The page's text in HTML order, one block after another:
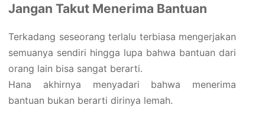
Jangan Takut Menerima Bantuan
Terkadang seseorang terlalu terbiasa mengerjakan
semuanya sendiri hingga lupa bahwa bantuan dari
orang lain bisa sangat berarti.
Hana akhirnya menyadari bahwa menerima
bantuan bukan berarti dirinya lemah.